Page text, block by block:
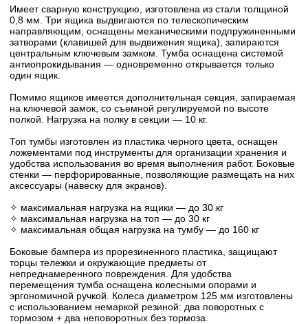
Имеет сварную конструкцию, изготовлена из стали толщиной
0,8 мм. Три ящика выдвигаются по телескопическим
направляющим, оснащены механическими подпружиненными
затворами (клавишей для выдвижения ящика), запираются
центральным ключевым замком. Тумба оснащена системой
антиопрокидывания — одновременно открывается только
один ящик.
Помимо ящиков имеется дополнительная секция, запираемая
на ключевой замок, со съемной регулируемой по высоте
полкой. Нагрузка на полку в секции — 10 кг.
Топ тумбы изготовлен из пластика черного цвета, оснащен
ложементами под инструменты для организации хранения и
удобства использования во время выполнения работ. Боковые
стенки — перфорированные, позволяющие размещать на них
аксессуары (навеску для экранов).
✧ максимальная нагрузка на ящики — до 30 кг
✧ максимальная нагрузка на топ — до 30 кг
✧ максимальная общая нагрузка на тумбу — до 160 кг
Боковые бампера из прорезиненного пластика, защищают
торцы тележки и окружающие предметы от
непреднамеренного повреждения. Для удобства
перемещения тумба оснащена колесными опорами и
эргономичной ручкой. Колеса диаметром 125 мм изготовлены
с использованием немаркой резиной: два поворотных с
тормозом + два неповоротных без тормоза.